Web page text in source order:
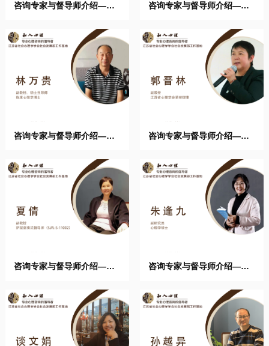
咨询专家与督导师介绍——
咨询专家与督导师介绍——
咨询专家与督导师介绍——
咨询专家与督导师介绍——
咨询专家与督导师介绍——
咨询专家与督导师介绍——